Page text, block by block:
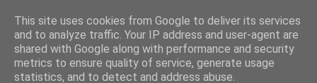
Estrazioni Lotto
SuperEnalotto
This site uses cookies from Google to deliver its services
and to analyze traffic. Your IP address and user-agent are
shared with Google along with performance and security
metrics to ensure quality of service, generate usage
statistics, and to detect and address abuse.